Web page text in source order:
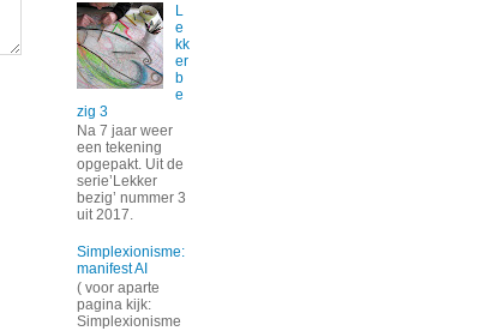
L
e
kk
er
b
e
zig 3
Na 7 jaar weer
een tekening
opgepakt. Uit de
serie’Lekker
bezig’ nummer 3
uit 2017.
Simplexionisme:
manifest AI
( voor aparte
pagina kijk:
Simplexionisme